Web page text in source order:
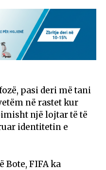
pasi deri më tani
në rastet kur
një lojtar të të
identitetin e
Bote, FIFA ka